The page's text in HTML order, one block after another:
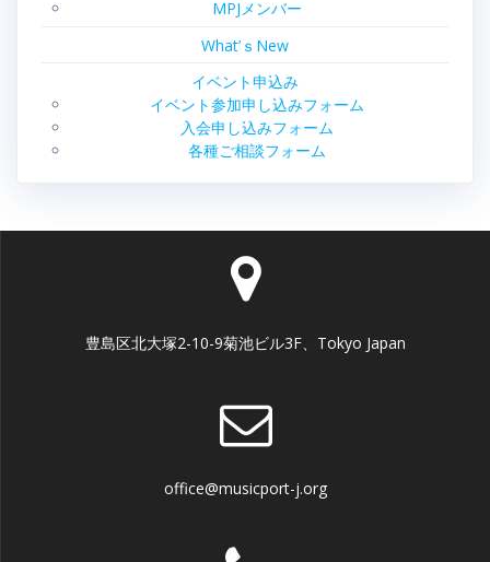
MPJメンバー
What’ｓNew
イベント申込み
イベント参加申し込みフォーム
入会申し込みフォーム
各種ご相談フォーム
豊島区北大塚2-10-9菊池ビル3F、Tokyo Japan
office@musicport-j.org